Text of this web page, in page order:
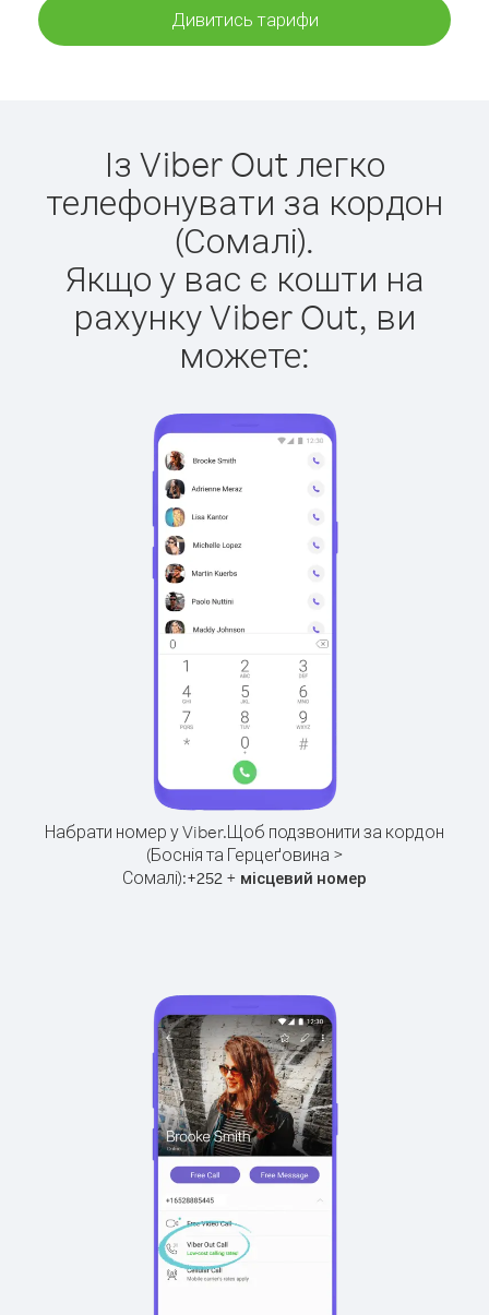
Дивитись тарифи
Із Viber Out легко
телефонувати за кордон
(Сомалі).
Якщо у вас є кошти на
рахунку Viber Out, ви
можете:
Набрати номер у Viber.Щоб подзвонити за кордон
(Боснія та Герцеґовина >
Сомалі):+252 + місцевий номер